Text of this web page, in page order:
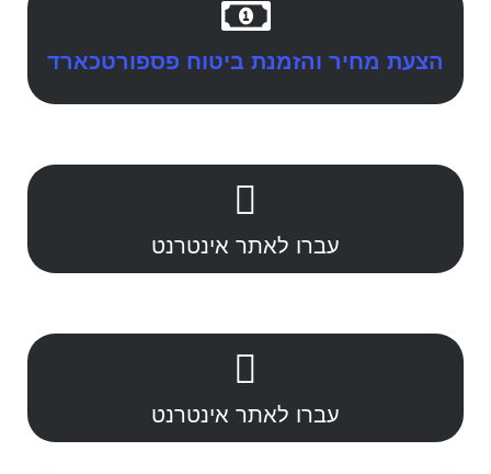
הצעת מחיר והזמנת ביטוח פספורטכארד
עברו לאתר אינטרנט
עברו לאתר אינטרנט